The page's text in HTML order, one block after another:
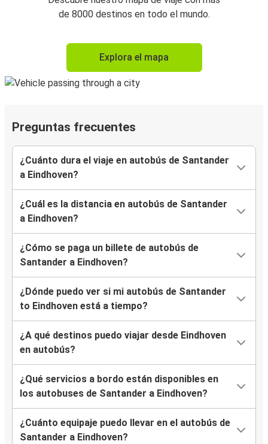
de 8000 destinos en todo el mundo.
Explora el mapa
Preguntas frecuentes
¿Cuánto dura el viaje en autobús de Santander
a Eindhoven?
¿Cuál es la distancia en autobús de Santander
a Eindhoven?
¿Cómo se paga un billete de autobús de
Santander a Eindhoven?
¿Dónde puedo ver si mi autobús de Santander
to Eindhoven está a tiempo?
¿A qué destinos puedo viajar desde Eindhoven
en autobús?
¿Qué servicios a bordo están disponibles en
los autobuses de Santander a Eindhoven?
¿Cuánto equipaje puedo llevar en el autobús de
Santander a Eindhoven?